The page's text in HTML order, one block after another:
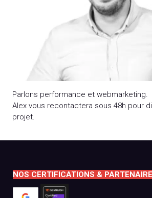
Parlons performance et webmarketing.
Alex vous recontactera sous 48h pour
projet.
NOS CERTIFICATIONS &